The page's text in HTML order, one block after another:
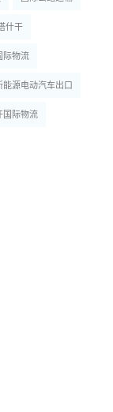
什干
际物流
能源电动汽车出口
国际物流